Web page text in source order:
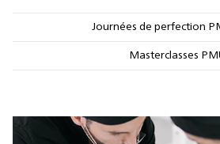
Journées de perfection
Masterclasses